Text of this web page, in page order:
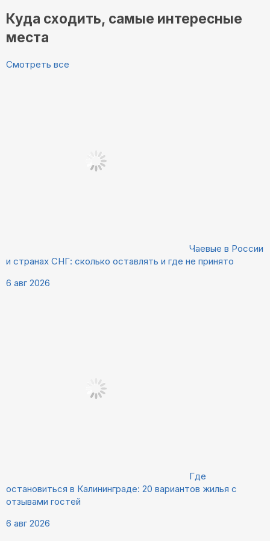
Куда сходить, самые интересные
места
Смотреть все
Чаевые в России
и странах СНГ: сколько оставлять и где не принято
6 авг 2026
Где
остановиться в Калининграде: 20 вариантов жилья с
отзывами гостей
6 авг 2026